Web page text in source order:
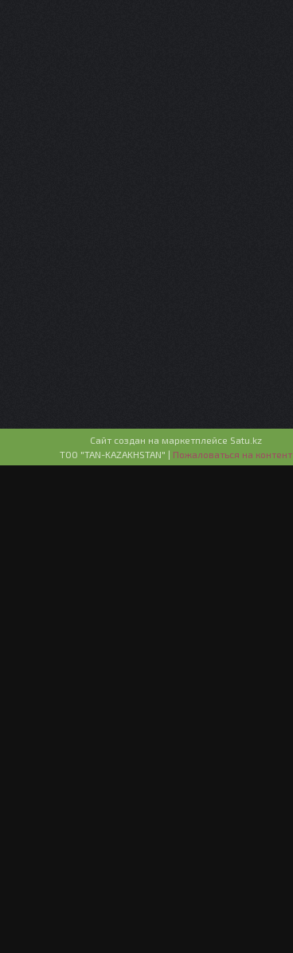
Сайт создан на маркетплейсе Satu.kz
ТОО "TAN-KAZAKHSTAN" | Пожаловаться на контент